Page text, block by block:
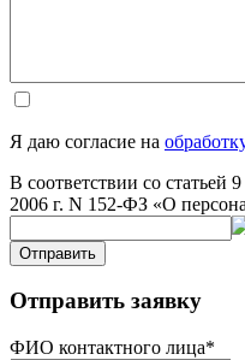
Я даю согласие на
В соответствии со статьей
2006 г. N 152-ФЗ «О
Отправить
Отправить заявку
ФИО контактного лица*